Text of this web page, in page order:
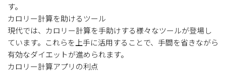
す。
カロリー計算を助けるツール
現代では、カロリー計算を手助けする様々なツールが登場し
ています。これらを上手に活用することで、手間を省きながら
有効なダイエットが進められます。
カロリー計算アプリの利点